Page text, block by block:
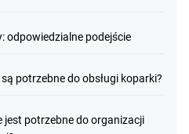
odpowiedzialne podejście
potrzebne do obsługi koparki?
jest potrzebne do organizacji